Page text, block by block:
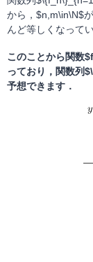
から，$n,m\in\N$
んど等しくなって
このことから関数
っており，関数列
予想できます．